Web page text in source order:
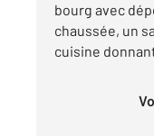
bourg avec
chaussée, un
cuisine donnant